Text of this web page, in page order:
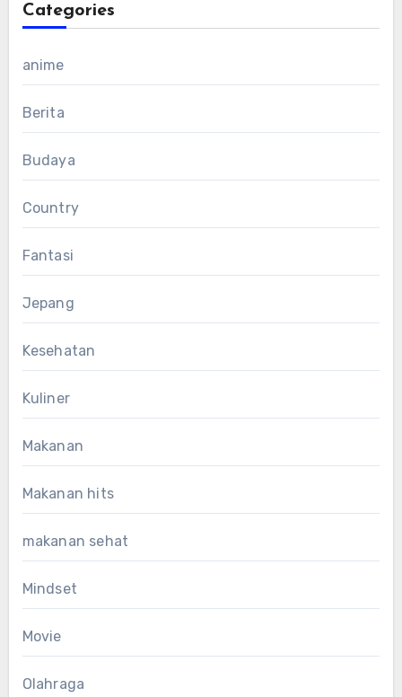
Categories
anime
Berita
Budaya
Country
Fantasi
Jepang
Kesehatan
Kuliner
Makanan
Makanan hits
makanan sehat
Mindset
Movie
Olahraga